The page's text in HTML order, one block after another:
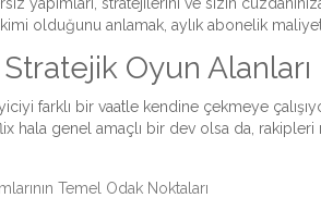
olduğunu anlamak, aylık abonelik
Oyun Alanları
farklı bir vaatle kendine çekmeye
hala genel amaçlı bir dev olsa da,
Temel Odak Noktaları